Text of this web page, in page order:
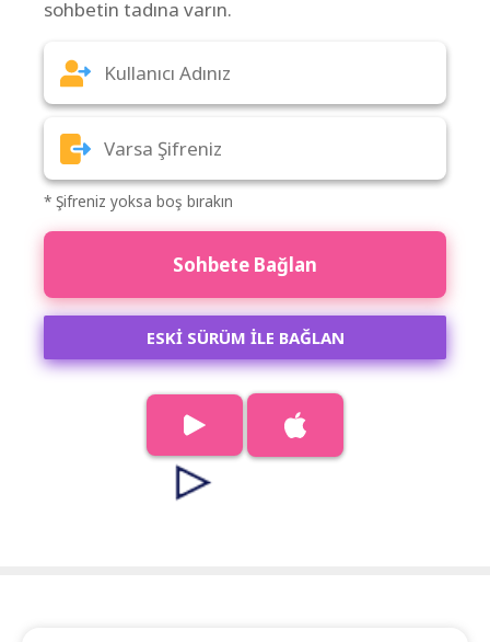
sohbetin tadına varın.
* Şifreniz yoksa boş bırakın
Sohbete Bağlan
ESKİ SÜRÜM İLE BAĞLAN